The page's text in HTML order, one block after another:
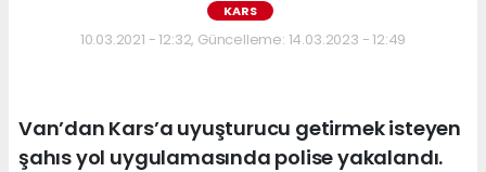
KARS
10.03.2021 - 12:32, Güncelleme: 14.03.2023 - 12:49
Van’dan Kars’a uyuşturucu getirmek isteyen
şahıs yol uygulamasında polise yakalandı.